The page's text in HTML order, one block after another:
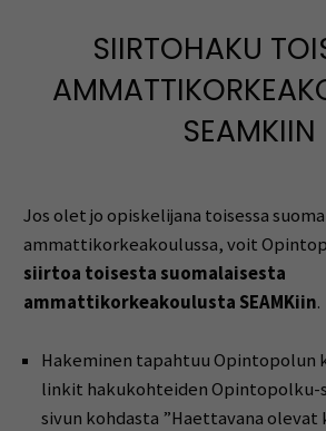
SIIRTOHAKU
SEAMKIIN
Jos olet jo opiskelijana toisessa
ammattikorkeakoulussa, voit
siirtoa toisesta suomalaisesta
ammattikorkeakoulusta SEAMKiin.
Hakeminen tapahtuu Opintopolun
linkit hakukohteiden Opintopolku-
sivun kohdasta ”Haettavana